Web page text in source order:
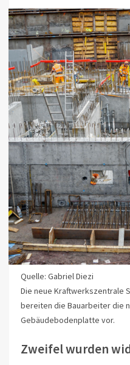
Quelle: Gabriel Diezi
Die neue Kraftwerkszentrale
bereiten die Bauarbeiter die
Gebäudebodenplatte vor.
Zweifel wurden